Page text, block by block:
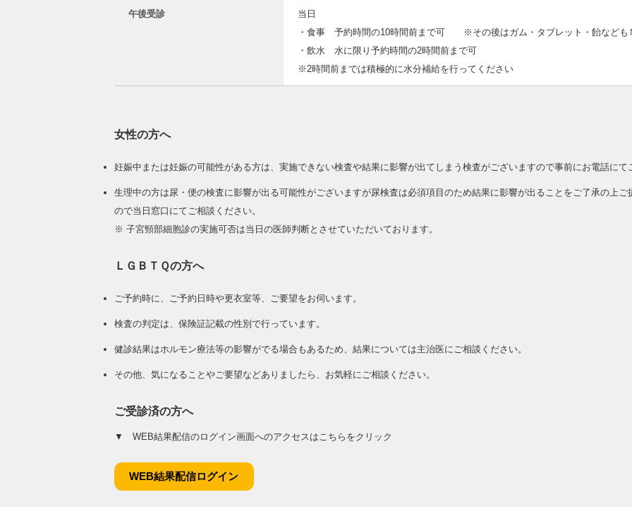
午後受診
当日
・食事 予約時間の10時間前まで可 ※その後はガム・タブレット・飴なども
・飲水 水に限り予約時間の2時間前まで可
※2時間前までは積極的に水分補給を行ってください
女性の方へ
妊娠中または妊娠の可能性がある方は、実施できない検査や結果に影響が出てしまう検査がございますので事前にお電話にて
生理中の方は尿・便の検査に影響が出る可能性がございますが尿検査は必須項目のため結果に影響が出ることをご了承の上
ので当日窓口にてご相談ください。
※ 子宮頸部細胞診の実施可否は当日の医師判断とさせていただいております。
ＬＧＢＴＱの方へ
ご予約時に、ご予約日時や更衣室等、ご要望をお伺います。
検査の判定は、保険証記載の性別で行っています。
健診結果はホルモン療法等の影響がでる場合もあるため、結果については主治医にご相談ください。
その他、気になることやご要望などありましたら、お気軽にご相談ください。
ご受診済の方へ
▼ WEB結果配信のログイン画面へのアクセスはこちらをクリック
WEB結果配信ログイン